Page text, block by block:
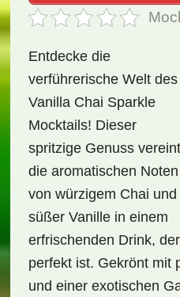
Entdecke die
verführerische Welt des
Vanilla Chai Sparkle
Mocktails! Dieser
spritzige Genuss vereint
die aromatischen Noten
von würzigem Chai und
süßer Vanille in einem
erfrischenden Drink,
perfekt ist. Gekrönt mit
und einer exotischen